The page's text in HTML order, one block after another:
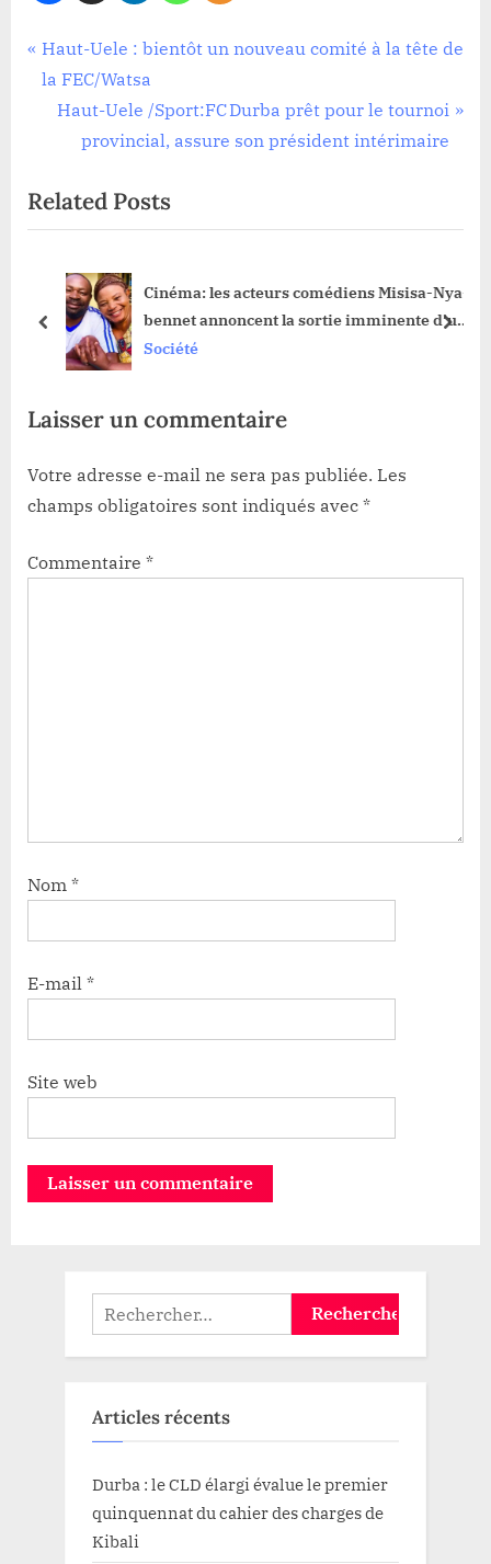
Société
Navigation
de
l’article
P
r
o
u
o
:
Haut-Uele : bientôt un nouveau comité à la tête de
la FEC/Watsa
N
t
P
Haut-Uele /Sport:FC Durba prêt pour le tournoi
provincial, assure son président intérimaire
Related Posts
Cinéma: les acteurs comédiens Misisa-Nya-
bennet annoncent la sortie imminente d’un
nouveau film à Durba
Société
prev next
Laisser un commentaire
Votre adresse e-mail ne sera pas publiée. Les
champs obligatoires sont indiqués avec *
Commentaire *
Nom *
E-mail *
Site web
Rechercher :
Articles récents
Durba : le CLD élargi évalue le premier
quinquennat du cahier des charges de
Kibali